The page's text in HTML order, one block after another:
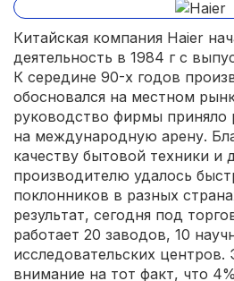
Китайская компания Haier
деятельность в 1984 г с
К середине 90-х годов
обосновался на местном
руководство фирмы приняло
на международную арену.
качеству бытовой техники и
производителю удалось
поклонников в разных
результат, сегодня под
работает 20 заводов, 10
исследовательских центров.
внимание на тот факт, что